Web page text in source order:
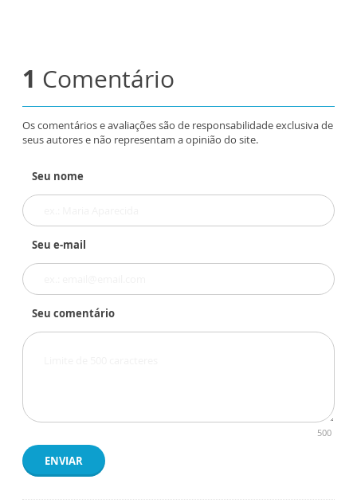
1 Comentário
Os comentários e avaliações são de responsabilidade exclusiva de
seus autores e não representam a opinião do site.
Seu nome
Seu e-mail
Seu comentário
500
ENVIAR